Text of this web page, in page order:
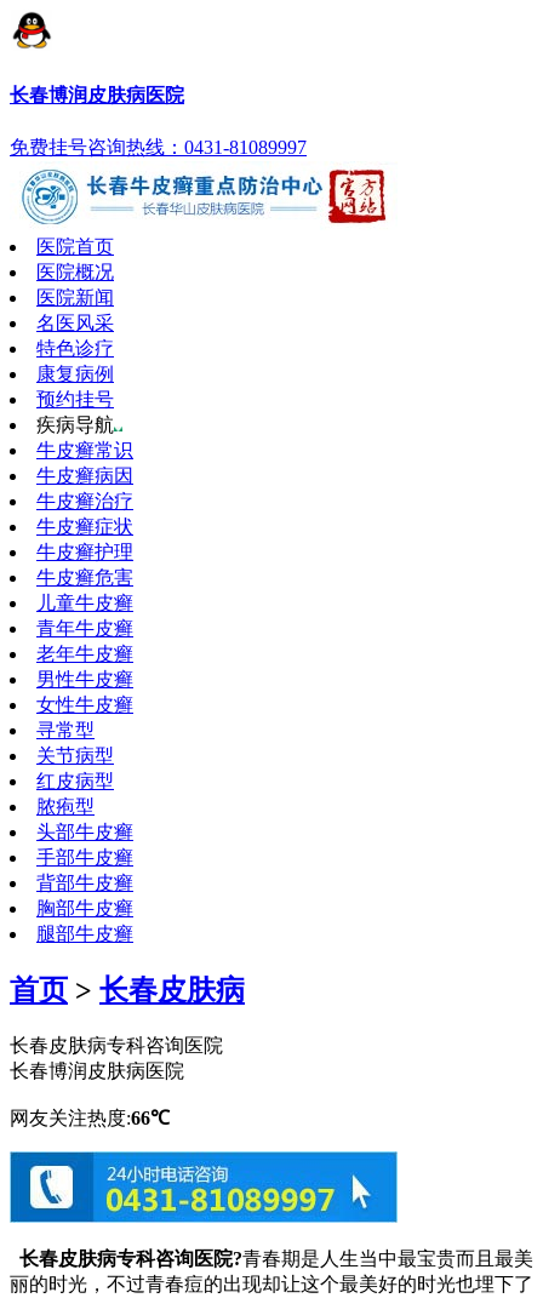
长春博润皮肤病医院
免费挂号咨询热线：0431-81089997
医院首页
医院概况
医院新闻
名医风采
特色诊疗
康复病例
预约挂号
疾病导航
牛皮癣常识
牛皮癣病因
牛皮癣治疗
牛皮癣症状
牛皮癣护理
牛皮癣危害
儿童牛皮癣
青年牛皮癣
老年牛皮癣
男性牛皮癣
女性牛皮癣
寻常型
关节病型
红皮病型
脓疱型
头部牛皮癣
手部牛皮癣
背部牛皮癣
胸部牛皮癣
腿部牛皮癣
首页 > 长春皮肤病
长春皮肤病专科咨询医院
长春博润皮肤病医院
网友关注热度:66℃
长春皮肤病专科咨询医院?青春期是人生当中最宝贵而且最美
丽的时光，不过青春痘的出现却让这个最美好的时光也埋下了